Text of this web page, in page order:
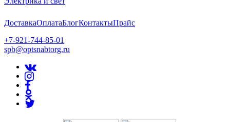
ДоставкаОплатаБлогКонтактыПрайс
+7-921-744-85-01
spb@optsnabtorg.ru